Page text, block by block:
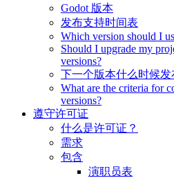
Godot 版本
发布支持时间表
Which version should I
Should I upgrade my
versions?
下一个版本什么时候发
What are the criteria for
versions?
遵守许可证
什么是许可证？
需求
包含
演职员表